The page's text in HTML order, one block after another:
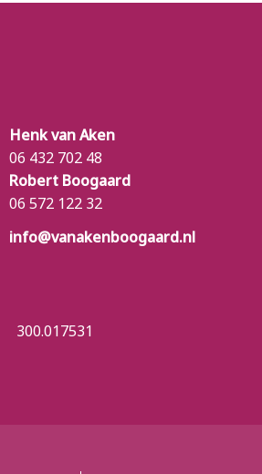
Henk van Aken
06 432 702 48
Robert Boogaard
06 572 122 32
info@vanakenboogaard.nl
300.017531